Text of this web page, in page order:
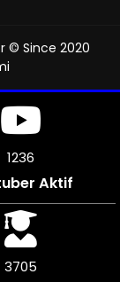
© Since 2020
1312
Aktif
4251